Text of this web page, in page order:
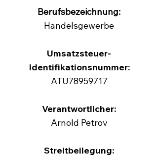
Berufsbezeichnung:
Handelsgewerbe
Umsatzsteuer-
Identifikationsnummer:
ATU78959717
Verantwortlicher:
Arnold Petrov
Streitbeilegung: